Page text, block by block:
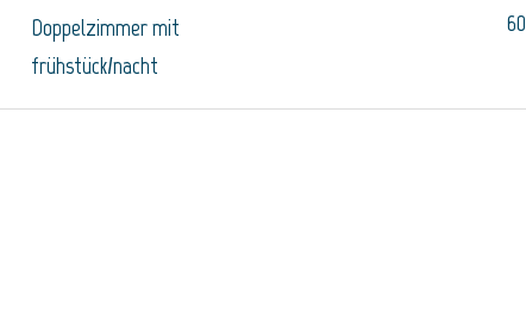
Doppelzimmer mit
frühstück/nacht
60